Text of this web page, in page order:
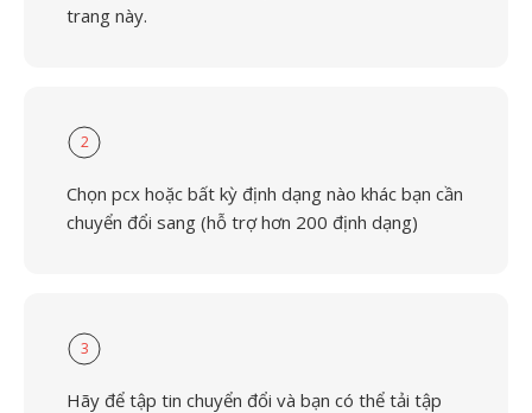
trang này.
2
Chọn pcx hoặc bất kỳ định dạng nào khác bạn cần
chuyển đổi sang (hỗ trợ hơn 200 định dạng)
3
Hãy để tập tin chuyển đổi và bạn có thể tải tập